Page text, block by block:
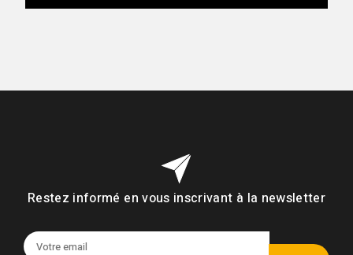
Restez informé en vous inscrivant à la newsletter